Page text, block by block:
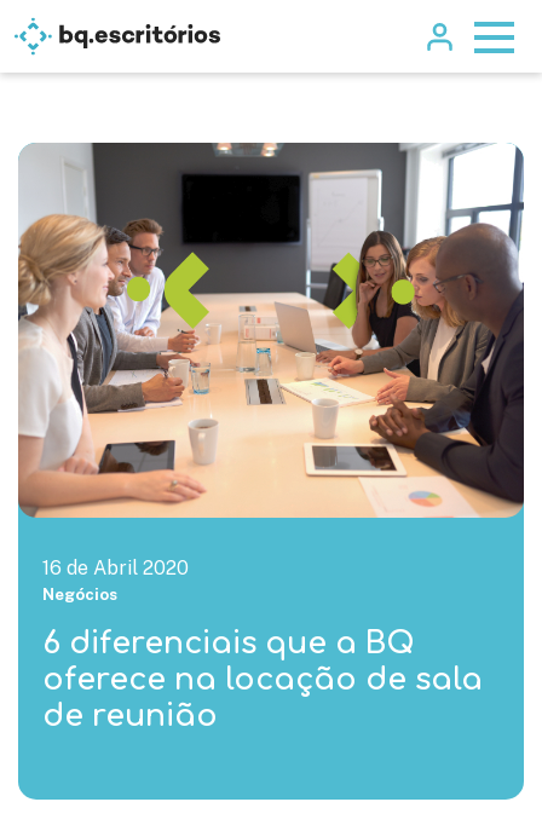
16 de Abril 2020
Negócios
6 diferenciais que a BQ
oferece na locação de sala
de reunião